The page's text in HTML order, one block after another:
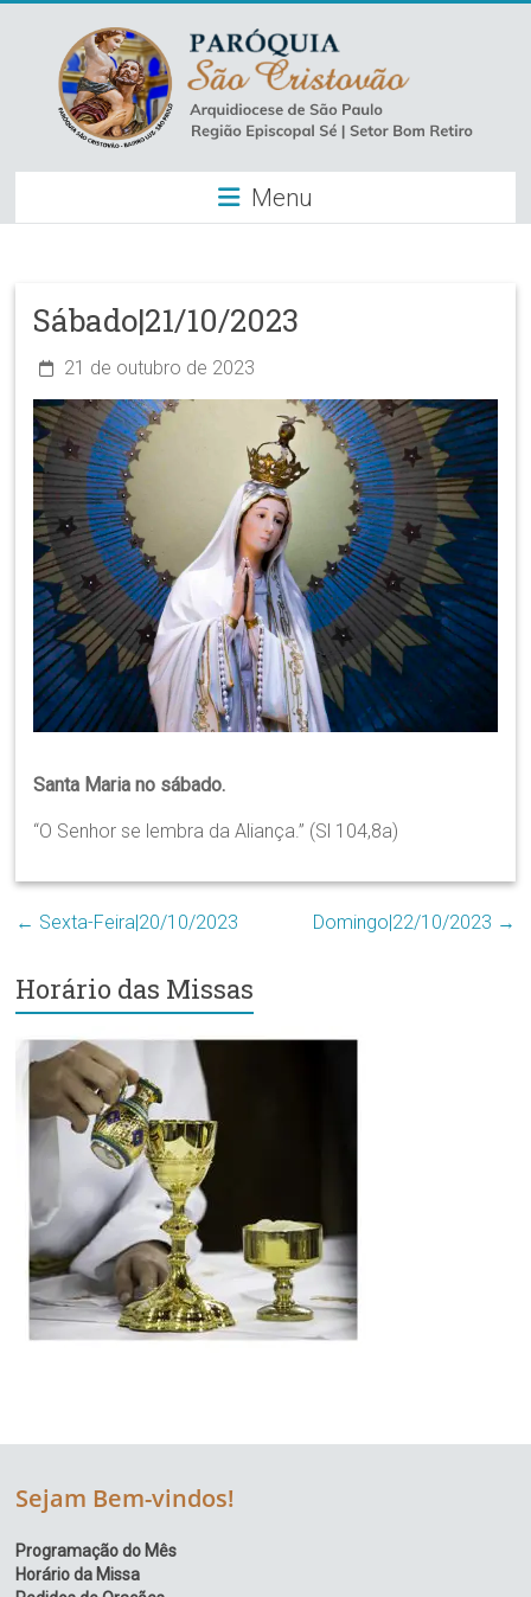
content
Paróquia
São
–
Luz
Arquidiocese
de
São
Paulo
Região
Episcopal
Sé
Setor
Bom
Retiro
Menu
Sábado|21/10/2023
21 de outubro de 2023
Santa Maria no sábado.
“O Senhor se lembra da Aliança.” (Sl 104,8a)
← Sexta-Feira|20/10/2023 Domingo|22/10/2023 →
Horário das Missas
Sejam Bem-vindos!
Programação do Mês
Horário da Missa